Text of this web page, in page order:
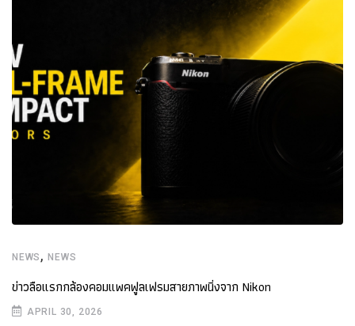
NEWS ,NEWS
ข่าวลือแรกกล้องคอมแพคฟูลเฟรมสายภาพนิ่งจาก Nikon
APRIL 30, 2026